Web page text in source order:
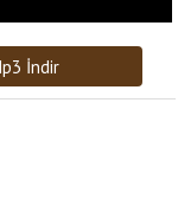
İndir